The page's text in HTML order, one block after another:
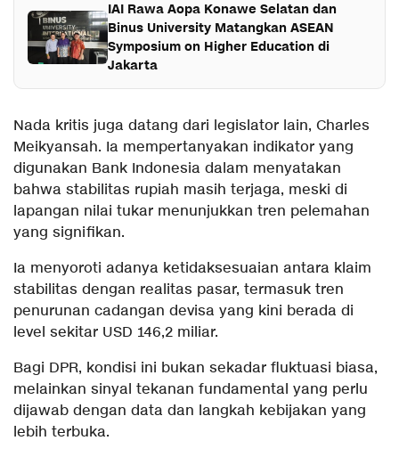
IAI Rawa Aopa Konawe Selatan dan
Binus University Matangkan ASEAN
Symposium on Higher Education di
Jakarta
Nada kritis juga datang dari legislator lain, Charles
Meikyansah. Ia mempertanyakan indikator yang
digunakan Bank Indonesia dalam menyatakan
bahwa stabilitas rupiah masih terjaga, meski di
lapangan nilai tukar menunjukkan tren pelemahan
yang signifikan.
Ia menyoroti adanya ketidaksesuaian antara klaim
stabilitas dengan realitas pasar, termasuk tren
penurunan cadangan devisa yang kini berada di
level sekitar USD 146,2 miliar.
Bagi DPR, kondisi ini bukan sekadar fluktuasi biasa,
melainkan sinyal tekanan fundamental yang perlu
dijawab dengan data dan langkah kebijakan yang
lebih terbuka.